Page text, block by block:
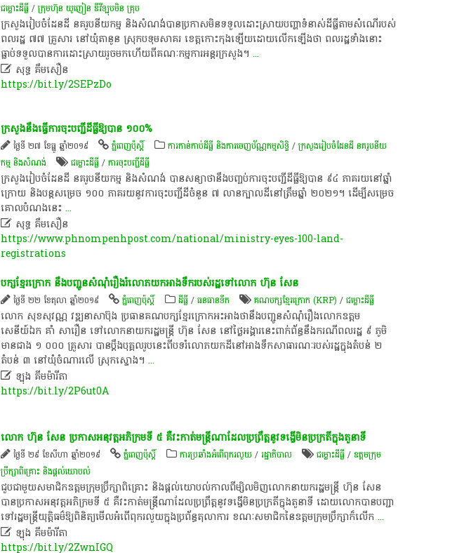
ជម្លោះ​ដីធ្លី/ក្រុមហ៊ុន យូញៀន ឌីវីឡុបមិន គ្រុប
ក្រសួង​រៀបចំ​ដែនដី នគរូបនីយកម្ម និង​សំណង់​បាន​ប្រកាស​មិន​ទទួលដោះស្រាយ​បញ្ហា​ទំនាស់​ដីធ្លី​តាម​សំណើ​របស់​
ពលរដ្ឋ ៧៧ ​គ្រួសារ​ នៅ​ឃុំ​តានូន ស្រុក​បទុមសាគរ ខេត្តកោះកុង​ឡើយ​ដោយ​លើកឡើងថា ពលរដ្ឋ​ទាំងនោះ​
ធ្លាប់​ទទួល​បាន​ការដោះស្រាយ​រួចមកហើយ​ពី​គណៈកម្មការ​អន្តរក្រសួង​។...
 សុទ្ធ គឹមសឿន
https://bit.ly/2SEPzDo
ក្រសួង​នឹង​ធ្វើការ​ចុះបញ្ជី​ដីធ្លី​ឱ្យ​បាន​ ១០០​%
ថ្ងៃទី ២៧ ខែធ្នូ ឆ្នាំ២០១៩ ភ្នំពេញប៉ុស្តិ៍ ការកាន់កាប់​ដីធ្លី និង​ការចេញ​ប័ណ្ណកម្មសិទ្ធិ​/ក្រសួងរៀបចំដែនដី នគរូបនីយ
កម្ម និងសំណង់
ជម្លោះ​ដីធ្លី/ការ​ចុះបញ្ជី​ដីធ្លី
ក្រសួង​រៀបចំ​ដែនដី​ នគរូបនីយកម្ម​ និង​សំណង់​ បាន​សន្យា​ថា​នឹង​បញ្ចប់​ការចុះបញ្ជី​ដីធ្លី​​ឱ្យ​បាន​​​ ៩៤​ ភាគរយ​នៅ​ឆ្នាំ
ក្រោយ​ និង​បន្ត​​​សម្រេច​ ១០០​ ភាគរយ​នូវ​ការ​ចុះបញ្ជី​ដី​ចំនួន​ ៧ លាន​ក្បាលដី​នៅ​ត្រឹម​ឆ្នាំ​ ២០២១​។ ​ដើម្បី​សម្រេច​
គោលបំណង​នេះ...
 សុទ្ធ គឹមសឿន
https://www.phnompenhpost.com/national/ministry-eyes-100-land-
registrations
បក្ស​ខ្មែរ​ក្រោក ​នឹង​បញ្ជូន​សំណុំរឿង​រំលោភ​យក​អាងទឹក​របស់​រដ្ឋ​ទៅ​លោក​ ហ៊ុន សែន
ថ្ងៃទី ២២ ខែតុលា ឆ្នាំ២០១៩ ភ្នំពេញប៉ុស្តិ៍ ដីធ្លី/​ធនធាន​ទឹក​ គណបក្ស​ខ្មែរ​ក្រោក​ (KRP) /ជម្លោះ​ដីធ្លី
លោក សុខសុវណ្ណ វឌ្ឍនាសាប៊ុង ប្រធាន​គណបក្ស​ខ្មែរ​ក្រោក​អះអាងថា​នឹង​បញ្ជូន​សំណុំរឿង​លោក​ឧត្តម
សេនីយ៍ឯក គាំ សារឿន ​ទៅ​លោកនាយករដ្ឋមន្ត្រី ហ៊ុន សែន នៅ​ថ្ងៃ​អង្គារ​នេះ​ពាក់ព័ន្ធ​នឹង​ករណី​ពលរដ្ឋ​ ៩ ​ភូមិ​
មាន​ជាង​ ១ ០០០ គ្រួសារ​ បាន​ប្ដឹង​បុគ្គល​រូបនេះ​ពី​បទរំលោភ​យក​ដី​នៅ​អាងទឹក​សាធារណៈ​របស់​រដ្ឋ​ក្នុង​តំបន់​ ២
តំបន់​ ៣ នៅ​ឃុំ​ចំណារលើ ស្រុក​ស្ទោង​។...
 ឡុង គីមម៉ារីតា
https://bit.ly/2P6ut0A
លោក​ ហ៊ុន សែន ប្រកាស​អនុវត្ត​អភិក្រម​ទី​​ ៥ ​គឺ​វះកាត់​មន្ត្រី​ណា​ដែល​ប្រព្រឹត្ត​នូវ​ទង្វើ​មិន​ប្រក្រតី​ក្នុង​តួនាទី
ថ្ងៃទី ២៩ ខែសីហា ឆ្នាំ២០១៩ ភ្នំពេញប៉ុស្តិ៍ ការប្រឆាំងអំពើពុករលួយ/រដ្ឋាភិបាល ជម្លោះ​ដីធ្លី/​ឧត្តម​ក្រុម
ប្រឹក្សា​ពិគ្រោះ និង​ផ្តល់យោបល់​
ជួប​ជាមួយ​សមាជិក​ឧត្តមក្រុមប្រឹក្សា​ពិគ្រោះ និងផ្តល់យោបល់​កាលពី​ម្សិលមិញ​លោក​នាយក​រដ្ឋមន្ត្រី​ ហ៊ុន សែន
បានប្រកាស​អនុវត្ត​អភិក្រម​ទី​ ៥ គឺ​វះកាត់​មន្ត្រី​ណា​ដែល​ប្រព្រឹត្ត​នូវ​ទង្វើ​មិន​ប្រក្រតី​ក្នុង​តួនាទី ដោយ​លោក​បាន​បញ្ជា​
ទៅ​រដ្ឋមន្ត្រី​យុត្តិធម៌​ឱ្យ​ពិនិត្យ​មើល​អំពើ​ពុករលួយ​ក្នុង​ប្រព័ន្ធ​តុលាការ ខណៈ​សមាជិក​នៃ​ឧត្តមក្រុមប្រឹក្សា​ក៏​លើក...
 ឡុង គីមម៉ារីតា
https://bit.ly/2ZwnIGQ